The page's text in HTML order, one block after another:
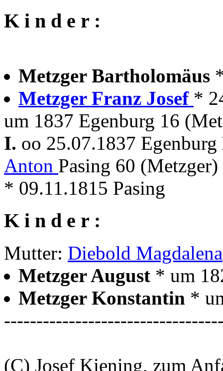
K i n d e r :
Metzger Bartholomäus
Metzger Franz Josef *
um 1837 Egenburg 16
I. oo 25.07.1837 Egenburg
Anton Pasing 60
* 09.11.1815 Pasing
K i n d e r :
Mutter: Diebold Magdalena
Metzger August * um
Metzger Konstantin *
(C) Josef Kiening, zum